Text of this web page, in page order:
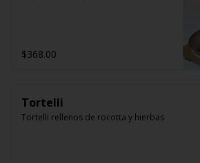
$368.00
Tortelli
Tortelli rellenos de rocotta y hierbas